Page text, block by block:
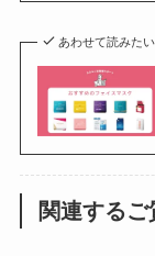
あわせて読みたい
関連する